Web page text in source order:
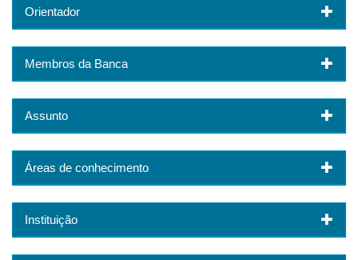
Orientador
Membros da Banca
Assunto
Áreas de conhecimento
Instituição